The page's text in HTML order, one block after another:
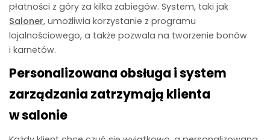
płatności z góry za kilka zabiegów. System, taki jak
Saloner, umożliwia korzystanie z programu
lojalnościowego, a także pozwala na tworzenie bonów
i karnetów.
Personalizowana obsługa i system
zarządzania zatrzymają klienta
w salonie